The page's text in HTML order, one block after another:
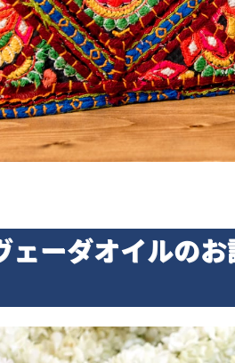
ェーダオイルの